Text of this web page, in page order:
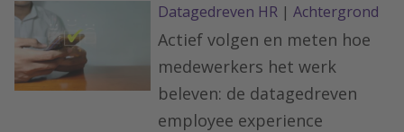
maar je moet er wel voor zorgen
dat je de nieuwe ontwikkelingen
continu meeneemt in je evaluatie
en analyse, en je plan regelmatig
bijstelt aldus HR-analytics expert
Irma Doze.
Datagedreven HR | Achtergrond
Actief volgen en meten hoe
medewerkers het werk
beleven: de datagedreven
employee experience